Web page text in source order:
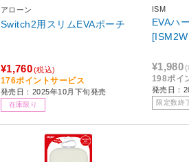
アローン
Switch2用スリムEVAポーチ
¥1,760(税込)
176ポイントサービス
発売日：2025年10月下旬発売
在庫限り
ISM
EVAハ
¥1,980(
198ポイ
発売日：
限定数終